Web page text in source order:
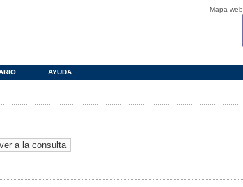
Mapa web
AYUDA